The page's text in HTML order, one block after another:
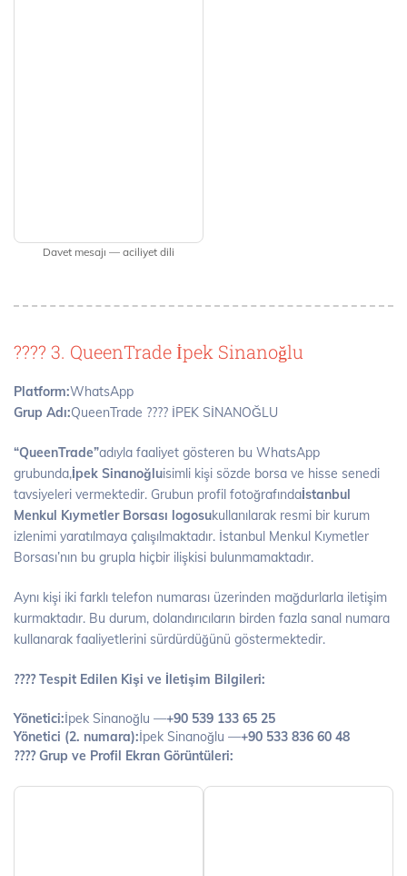
Davet mesajı — aciliyet dili
???? 3. QueenTrade İpek Sinanoğlu
Platform:WhatsApp
Grup Adı:QueenTrade ???? İPEK SİNANOĞLU
“QueenTrade”adıyla faaliyet gösteren bu WhatsApp
grubunda,İpek Sinanoğluisimli kişi sözde borsa ve hisse senedi
tavsiyeleri vermektedir. Grubun profil fotoğrafındaİstanbul
Menkul Kıymetler Borsası logosukullanılarak resmi bir kurum
izlenimi yaratılmaya çalışılmaktadır. İstanbul Menkul Kıymetler
Borsası’nın bu grupla hiçbir ilişkisi bulunmamaktadır.
Aynı kişi iki farklı telefon numarası üzerinden mağdurlarla iletişim
kurmaktadır. Bu durum, dolandırıcıların birden fazla sanal numara
kullanarak faaliyetlerini sürdürdüğünü göstermektedir.
???? Tespit Edilen Kişi ve İletişim Bilgileri:
Yönetici:İpek Sinanoğlu —+90 539 133 65 25
Yönetici (2. numara):İpek Sinanoğlu —+90 533 836 60 48
???? Grup ve Profil Ekran Görüntüleri: